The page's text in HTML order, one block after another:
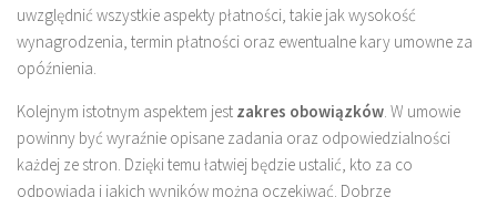
uwzględnić wszystkie aspekty płatności, takie jak wysokość
wynagrodzenia, termin płatności oraz ewentualne kary umowne za
opóźnienia.
Kolejnym istotnym aspektem jest zakres obowiązków . W umowie
powinny być wyraźnie opisane zadania oraz odpowiedzialności
każdej ze stron. Dzięki temu łatwiej będzie ustalić, kto za co
odpowiada i jakich wyników można oczekiwać. Dobrze